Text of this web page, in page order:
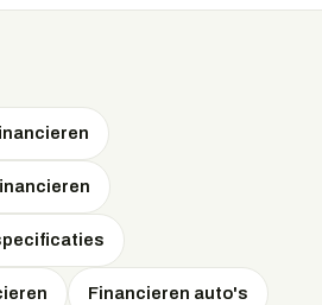
u bij financieren vanaf de
elektrische voertuig.
Financieren auto's